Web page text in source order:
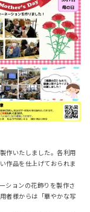
作いたしました。各利用
作品を仕上げておられま
ションの花飾りを製作さ
者様からは「華やかな写